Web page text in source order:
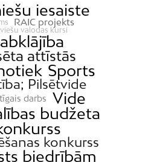
iesaiste
RAIC projekts
valodas kursi
attīstās
Sports
Pilsētvide
darbs
Vide
budžeta
konkurss
biedrībām